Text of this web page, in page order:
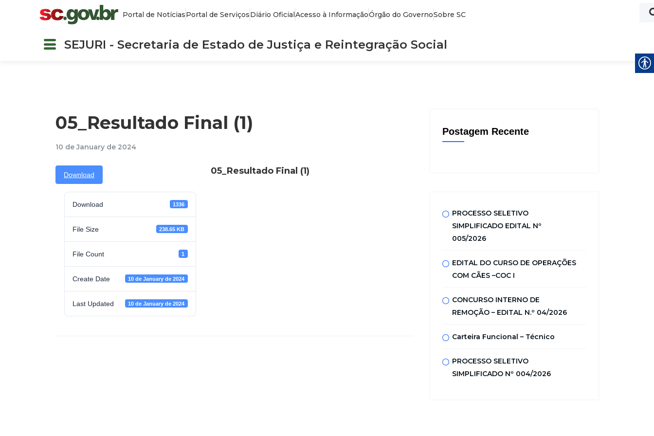
Portal de NotíciasPortal de ServiçosDiário OficialAcesso à InformaçãoÓrgão do GovernoSobre SC
SEJURI - Secretaria de Estado de Justiça e Reintegração Social
05_Resultado Final (1)
10 de January de 2024
Download
Download 1336
File Size 238.65 KB
File Count 1
Create Date 10 de January de 2024
Last Updated 10 de January de 2024
05_Resultado Final (1)
Postagem Recente
PROCESSO SELETIVO
SIMPLIFICADO EDITAL Nº
005/2026
EDITAL DO CURSO DE OPERAÇÕES
COM CÃES –COC I
CONCURSO INTERNO DE
REMOÇÃO – EDITAL N.º 04/2026
Carteira Funcional – Técnico
PROCESSO SELETIVO
SIMPLIFICADO Nº 004/2026